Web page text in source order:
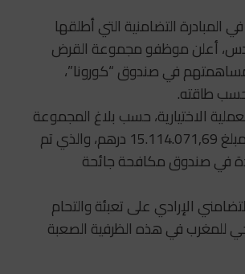
المبادرة التضامنية التي أطلقها
أعلن موظفو مجموعة القرض
في صندوق “كورونا”،
طاقته.
الاختيارية، حسب بلاغ المجموعة
البنكية، من تعبئة مبلغ 15.114.071,69 درهم، والذي تم
في صندوق مكافحة جائحة
الإرادي على تعبئة والتحام
للمغرب في هذه الظرفية الصعبة